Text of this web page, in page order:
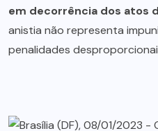
em decorrência dos atos
anistia não representa
penalidades